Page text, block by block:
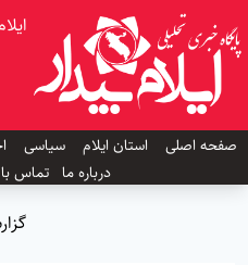
صفحه اصلی
استان ایلام سیاسی
درباره ما تماس